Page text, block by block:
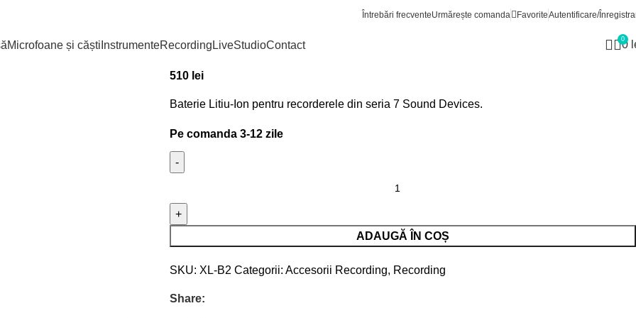
Întrebări frecventeUrmărește comanda FavoriteAutentificare/
Microfoane și căști InstrumenteRecording LiveStudioContact 00
Accesorii Recording Sound Devices XL-B2Înapoi la produse
Sound Devices XL-B2
510 lei
Baterie Litiu-Ion pentru recorderele din seria 7 Sound Devices.
Pe comanda 3-12 zile
ADAUGĂ ÎN COȘ
SKU: XL-B2 Categorii: Accesorii Recording, Recording
Share: